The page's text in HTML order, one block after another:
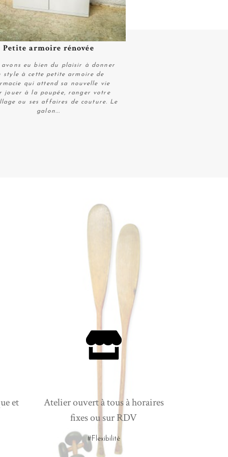
Plus de détails
Plus de détails
Petite armoire rénovée
avons eu bien du plaisir à donner
style à cette petite armoire de
qui attend sa nouvelle vie
jouer à la poupée, ranger votre
ou ses affaires de couture. Le
galon...
et
Atelier ouvert à tous à horaires
fixes ou sur RDV
#Flexibilité